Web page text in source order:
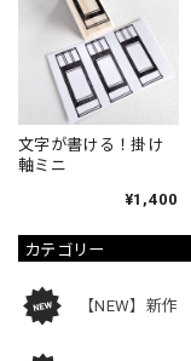
カテゴリー
【NEW】新作
文字が書ける！掛け
軸ミニ
¥1,400